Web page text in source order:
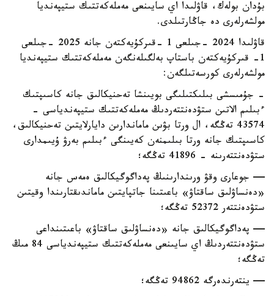
بۇدان بولەك، قاۋلىدا اي سايىنعى مەملەكەتتىك ستيپەنديا
مولشەرلەرى دە جاڭارتىلدى.
قاۋلىدا 2024 -جىلعى 1 -قىركۇيەكتەن جانە 2025 -جىلعى
1- قىركۇيەكتەن باستاپ بەلگىلەنگەن مەملەكەتتىك ستيپەنديا
مولشەرلەرى كورسەتىلگەن:
- جۇمىسشى بىلىكتىلىگى بويىنشا تەحنيكالىق جانە كاسىپتىك
ءبىلىم الاتىن ستۋدەنتتەردىڭ مەملەكەتتىك ستيپەندياسى -
43574 تەڭگە، ال ورتا بۋىن ماماندارىن دايارلايتىن تەحنيكالىق،
كاسىپتىك جانە ورتا بىلىمنەن كەيىنگى ءبىلىم بەرۋ ۇيىمدارى
ستۋدەنتتەرىنە - 41896 تەڭگە؛
— جوعارى وقۋ ورىندارىنىڭ پەداگوگيكالىق ەمەس جانە
«دەنساۋلىق ساقتاۋ» باعىتىنا جاتپايتىن ماماندىقتارىندا وقيتىن
ستۋدەنتتەر 52372 تەڭگە؛
— پەداگوگيكالىق جانە «دەنساۋلىق ساقتاۋ» باعىتىنداعى
ستۋدەنتتەردىڭ اي سايىنعى مەملەكەتتىك ستيپەندياسى 84 مىڭ
تەڭگە؛
— ينتەرندەرگە 94862 تەڭگە؛